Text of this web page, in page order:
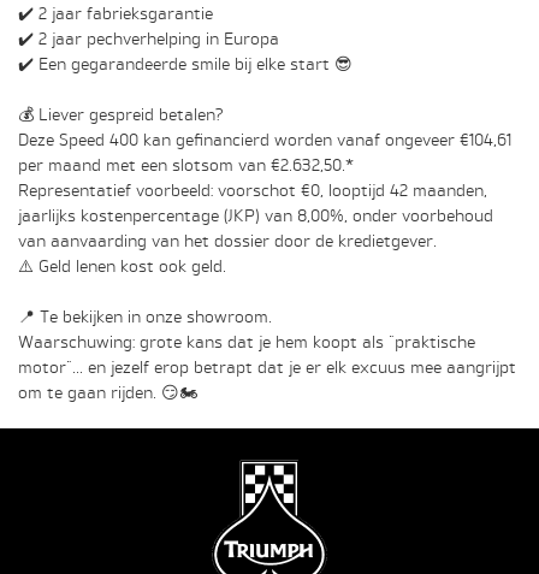
✔️ 2 jaar fabrieksgarantie
✔️ 2 jaar pechverhelping in Europa
✔️ Een gegarandeerde smile bij elke start 😎
💰 Liever gespreid betalen?
Deze Speed 400 kan gefinancierd worden vanaf ongeveer €104,61
per maand met een slotsom van €2.632,50.*
Representatief voorbeeld: voorschot €0, looptijd 42 maanden,
jaarlijks kostenpercentage (JKP) van 8,00%, onder voorbehoud
van aanvaarding van het dossier door de kredietgever.
⚠️ Geld lenen kost ook geld.
📍 Te bekijken in onze showroom.
Waarschuwing: grote kans dat je hem koopt als "praktische
motor"... en jezelf erop betrapt dat je er elk excuus mee aangrijpt
om te gaan rijden. 😏🏍️